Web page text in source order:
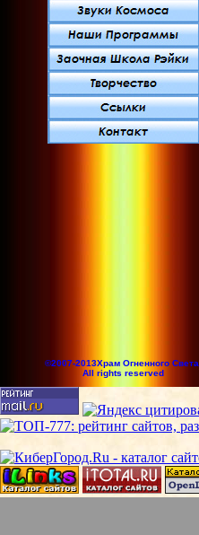
©2007-2013Храм Огненного Света.
All rights reserved